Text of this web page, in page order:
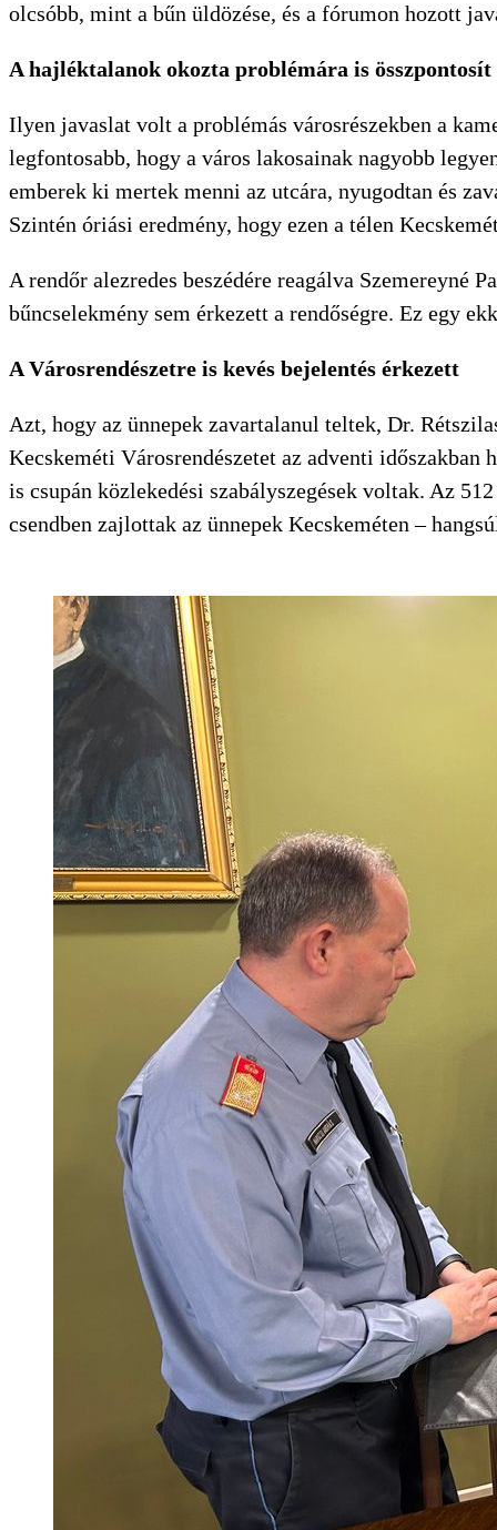
KERESÉS
olcsóbb, mint a bűn üldözése, és a fórumon hozott
A hajléktalanok okozta problémára is
Ilyen javaslat volt a problémás városrészekben a
legfontosabb, hogy a város lakosainak nagyobb
emberek ki mertek menni az utcára, nyugodtan és
Szintén óriási eredmény, hogy ezen a télen
A rendőr alezredes beszédére reagálva
bűncselekmény sem érkezett a rendőségre. Ez egy
A Városrendészetre is kevés bejelentés érkezett
Azt, hogy az ünnepek zavartalanul teltek, Dr.
Kecskeméti Városrendészetet az adventi
is csupán közlekedési szabályszegések voltak. Az
csendben zajlottak az ünnepek Kecskeméten –